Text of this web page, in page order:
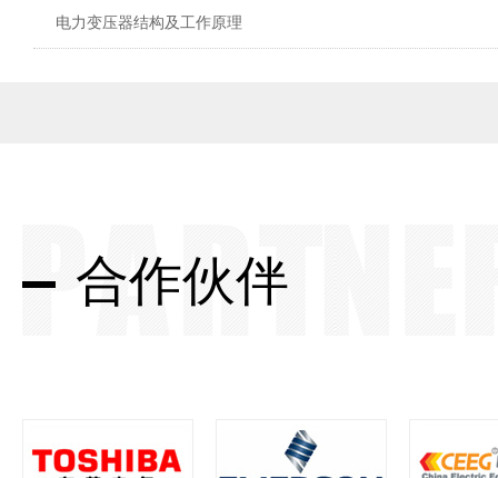
电力变压器结构及工作原理
合作伙伴